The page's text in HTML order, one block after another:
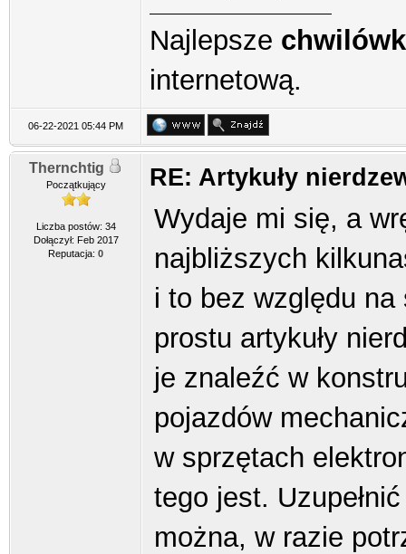
Najlepsze
internetową.
06-22-2021 05:44 PM
Thernchtig
Początkujący
Liczba postów: 34
Dołączył: Feb 2017
Reputacja: 0
RE: Artykuły
Wydaje mi się, a
najbliższych
i to bez względu
prostu artykuły
je znaleźć w
pojazdów
w sprzętach
tego jest.
można, w razie